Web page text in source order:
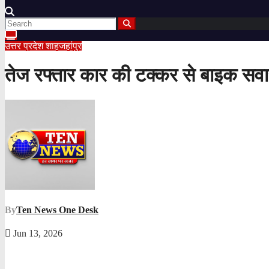
उत्तर प्रदेशशाहजहांपुर
तेज रफ्तार कार की टक्कर से बाइक
ByTen News One Desk
Jun 13, 2026